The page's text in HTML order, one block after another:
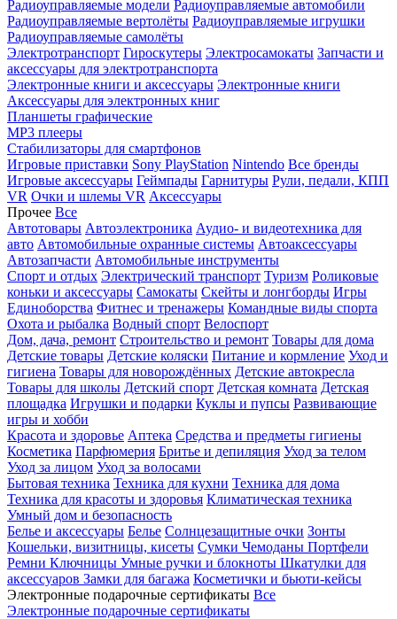
Радиоуправляемые модели Радиоуправляемые автомобили
Радиоуправляемые вертолёты Радиоуправляемые игрушки
Радиоуправляемые самолёты
Электротранспорт Гироскутеры Электросамокаты Запчасти и
аксессуары для электротранспорта
Электронные книги и аксессуары Электронные книги
Аксессуары для электронных книг
Планшеты графические
MP3 плееры
Стабилизаторы для смартфонов
Игровые приставки Sony PlayStation Nintendo Все бренды
Игровые аксессуары Геймпады Гарнитуры Рули, педали, КПП
VR Очки и шлемы VR Аксессуары
Прочее Все
Автотовары Автоэлектроника Аудио- и видеотехника для
авто Автомобильные охранные системы Автоаксессуары
Автозапчасти Автомобильные инструменты
Спорт и отдых Электрический транспорт Туризм Роликовые
коньки и аксессуары Самокаты Скейты и лонгборды Игры
Единоборства Фитнес и тренажеры Командные виды спорта
Охота и рыбалка Водный спорт Велоспорт
Дом, дача, ремонт Строительство и ремонт Товары для дома
Детские товары Детские коляски Питание и кормление Уход и
гигиена Товары для новорождённых Детские автокресла
Товары для школы Детский спорт Детская комната Детская
площадка Игрушки и подарки Куклы и пупсы Развивающие
игры и хобби
Красота и здоровье Аптека Средства и предметы гигиены
Косметика Парфюмерия Бритье и депиляция Уход за телом
Уход за лицом Уход за волосами
Бытовая техника Техника для кухни Техника для дома
Техника для красоты и здоровья Климатическая техника
Умный дом и безопасность
Белье и аксессуары Белье Солнцезащитные очки Зонты
Кошельки, визитницы, кисеты Сумки Чемоданы Портфели
Ремни Ключницы Умные ручки и блокноты Шкатулки для
аксессуаров Замки для багажа Косметички и бьюти-кейсы
Электронные подарочные сертификаты Все
Электронные подарочные сертификаты